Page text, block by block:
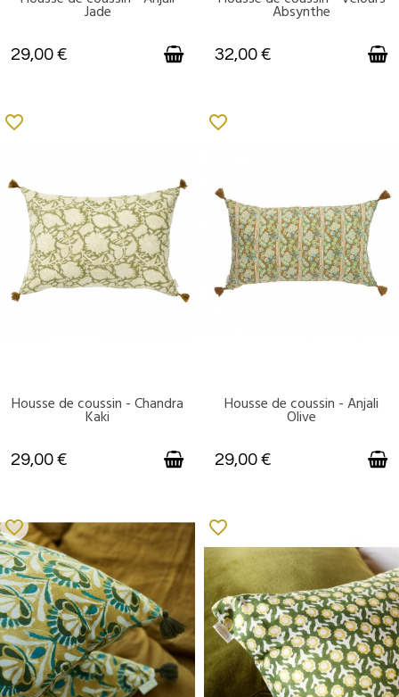
Jade
29,00 €
Absynthe
32,00 €
DISPONIBLE
favorite_border
Housse de coussin - Chandra
Kaki
29,00 €
DISPONIBLE
favorite_border
Housse de coussin - Anjali
Olive
29,00 €
favorite_border favorite_border